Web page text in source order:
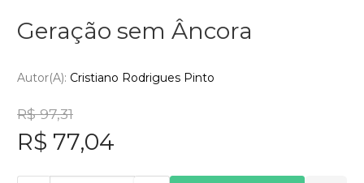
Geração sem Âncora
Autor(a): Cristiano Rodrigues Pinto
R$ 97,31
R$ 77,04